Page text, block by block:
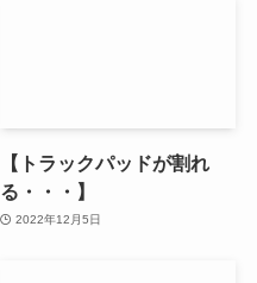
【トラックパッドが割れ
る・・・】
2022年12月5日